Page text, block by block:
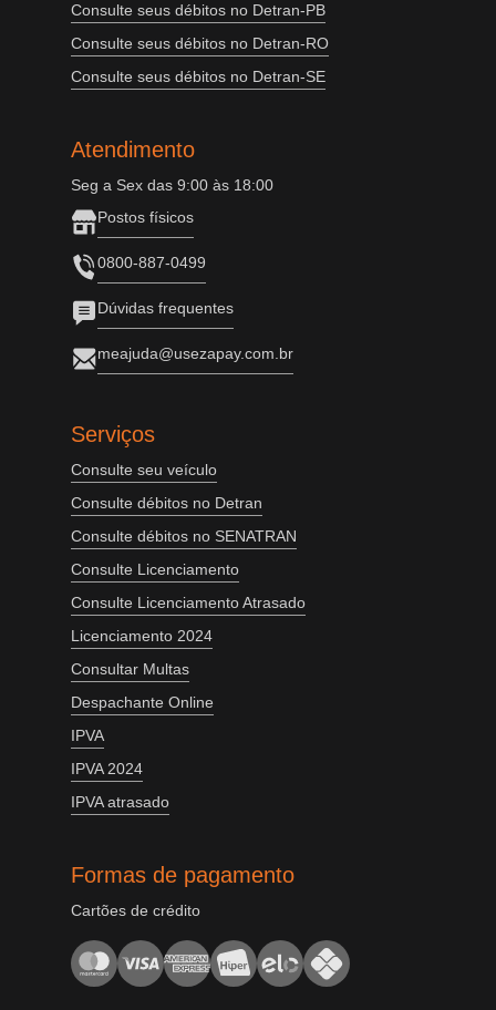
Consulte seus débitos no Detran-PB
Consulte seus débitos no Detran-RO
Consulte seus débitos no Detran-SE
Atendimento
Seg a Sex das 9:00 às 18:00
Postos físicos
0800-887-0499
Dúvidas frequentes
meajuda@usezapay.com.br
Serviços
Consulte seu veículo
Consulte débitos no Detran
Consulte débitos no SENATRAN
Consulte Licenciamento
Consulte Licenciamento Atrasado
Licenciamento 2024
Consultar Multas
Despachante Online
IPVA
IPVA 2024
IPVA atrasado
Formas de pagamento
Cartões de crédito